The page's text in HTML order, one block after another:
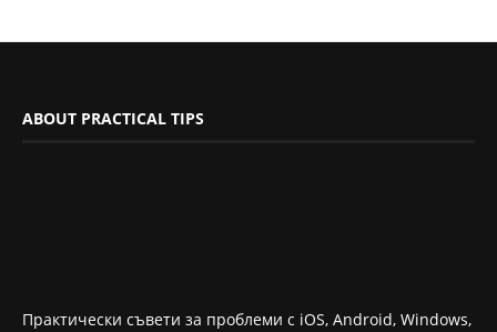
ABOUT PRACTICAL TIPS
Практически съвети за проблеми с iOS, Android, Windows,